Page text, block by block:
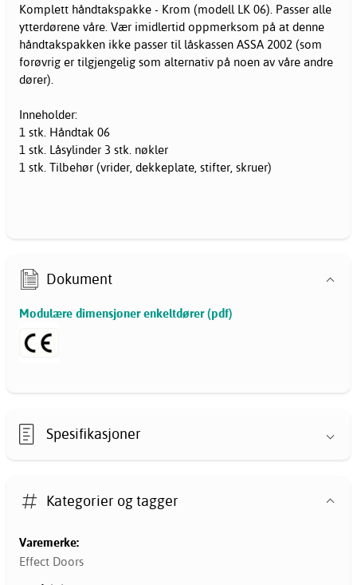
Komplett håndtakspakke - Krom (modell LK 06). Passer alle
ytterdørene våre. Vær imidlertid oppmerksom på at denne
håndtakspakken ikke passer til låskassen ASSA 2002 (som
forøvrig er tilgjengelig som alternativ på noen av våre andre
dører).
Inneholder:
1 stk. Håndtak 06
1 stk. Låsylinder 3 stk. nøkler
1 stk. Tilbehør (vrider, dekkeplate, stifter, skruer)
Dokument
Modulære dimensjoner enkeltdører (pdf)
Spesifikasjoner
Kategorier og tagger
Varemerke:
Effect Doors